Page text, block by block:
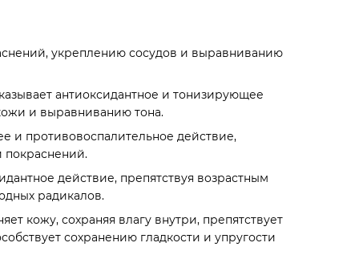
укреплению сосудов и выравниванию
антиоксидантное и тонизирующее
и выравниванию тона.
и противовоспалительное действие,
покраснений.
действие, препятствуя возрастным
радикалов.
кожу, сохраняя влагу внутри, препятствует
сохранению гладкости и упругости